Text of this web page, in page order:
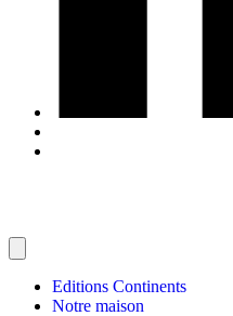
Editions Continents
Notre maison